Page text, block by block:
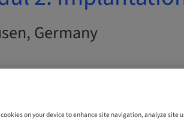
Germany
on your device to enhance site navigation, analyze site